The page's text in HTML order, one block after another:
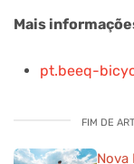
Mais
pt.beeq-
FIM DE
Nova